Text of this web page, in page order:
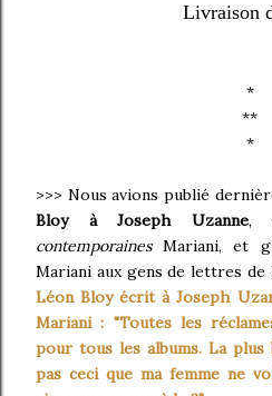
Livraison
*
**
*
>>> Nous avions publié
Bloy à Joseph Uzanne,
contemporainesMariani, et
Mariani aux gens de lettres
Léon Bloy écrit à Joseph
Mariani : "Toutes les
pour tous les albums. La
pas ceci que ma femme ne